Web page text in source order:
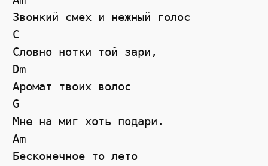
Звонкий смех и нежный голос
C
Словно нотки той зари,
Dm
Аромат твоих волос
G
Мне на миг хоть подари.
Am
Бесконечное то лето